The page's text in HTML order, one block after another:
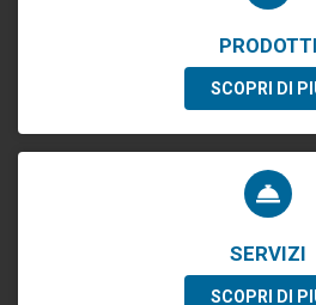
PRODOTTI
SCOPRI DI
SERVIZI
SCOPRI DI